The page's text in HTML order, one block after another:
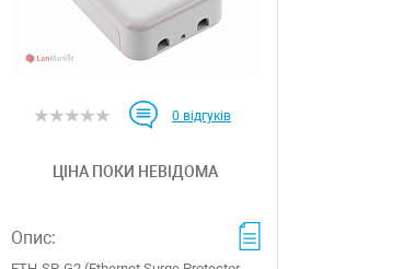
0 відгуків
ЦІНА ПОКИ НЕВІДОМА
Опис: